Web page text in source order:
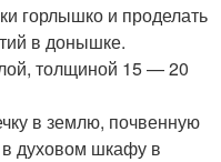
горлышко и проделать
в донышке.
толщиной 15 — 20
в землю, почвенную
духовом шкафу в